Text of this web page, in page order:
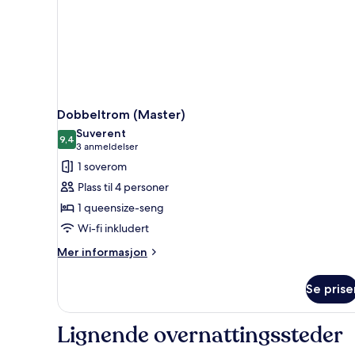
Dobbeltrom (Master)
9,49,4 av 10
Suverent
3 anmeldelser
(3
anmeldelser)
1 soverom
Plass til 4 personer
1 queensize-seng
Wi-fi inkludert
Mer informasjon
Mer
(Master)
Se
Lignende overnattingssteder